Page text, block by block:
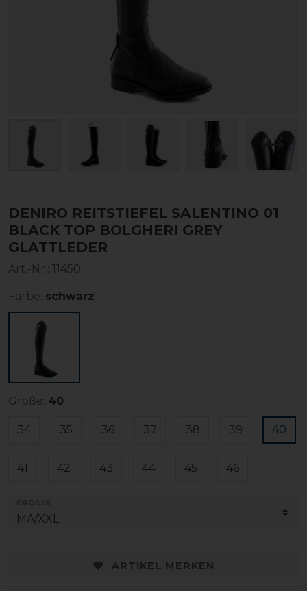
DENIRO REITSTIEFEL SALENTINO 01
BLACK TOP BOLGHERI GREY
GLATTLEDER
Art.-Nr.: 11450
Farbe: schwarz
Größe: 40
34 35 36 37 38 39 40
41 42 43 44 45 46
ARTIKEL MERKEN